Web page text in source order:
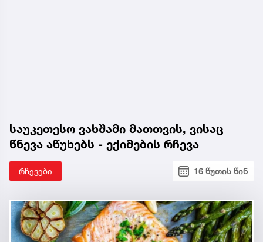
საუკეთესო ვახშამი მათთვის, ვისაც
წნევა აწუხებს - ექიმების რჩევა
რჩევები 16 წუთის წინ